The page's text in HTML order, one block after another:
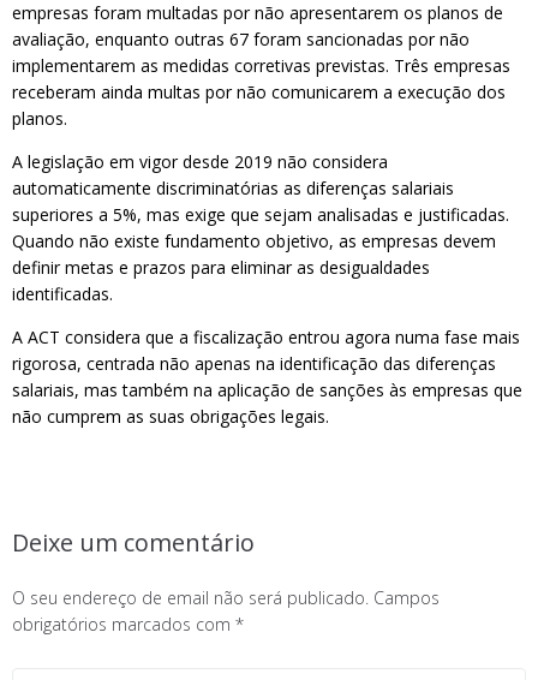
empresas foram multadas por não apresentarem os planos de
avaliação, enquanto outras 67 foram sancionadas por não
implementarem as medidas corretivas previstas. Três empresas
receberam ainda multas por não comunicarem a execução dos
planos.
A legislação em vigor desde 2019 não considera
automaticamente discriminatórias as diferenças salariais
superiores a 5%, mas exige que sejam analisadas e justificadas.
Quando não existe fundamento objetivo, as empresas devem
definir metas e prazos para eliminar as desigualdades
identificadas.
A ACT considera que a fiscalização entrou agora numa fase mais
rigorosa, centrada não apenas na identificação das diferenças
salariais, mas também na aplicação de sanções às empresas que
não cumprem as suas obrigações legais.
Deixe um comentário
O seu endereço de email não será publicado. Campos
obrigatórios marcados com *